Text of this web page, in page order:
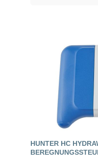
HUNTER HC